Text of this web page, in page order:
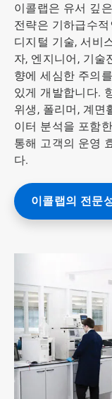
이콜랩은 유서 깊은
전략은 기하급수
디지털 기술, 서비
자, 엔지니어, 기술
향에 세심한 주의
있게 개발합니다.
위생, 폴리머, 계면
이터 분석을 포함
통해 고객의 운영
다.
이콜랩의 전문